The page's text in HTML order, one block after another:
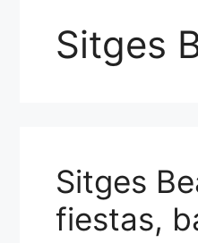
Sitges
Sitges
fiestas,